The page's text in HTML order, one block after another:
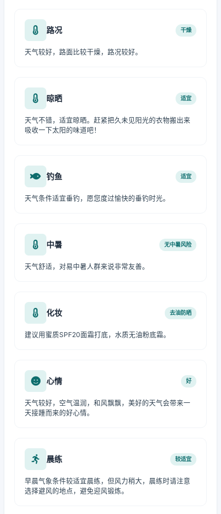
路况 干燥
天气较好，路面比较干燥，路况较好。
晾晒 适宜
天气不错，适宜晾晒。赶紧把久未见阳光的衣物搬出来
吸收一下太阳的味道吧！
钓鱼 适宜
天气条件适宜垂钓，愿您度过愉快的垂钓时光。
中暑 无中暑风险
天气舒适，对易中暑人群来说非常友善。
化妆 去油防晒
建议用蜜质SPF20面霜打底，水质无油粉底霜。
心情 好
天气较好，空气温润，和风飘飘，美好的天气会带来一
天接踵而来的好心情。
晨练 较适宜
早晨气象条件较适宜晨练，但风力稍大，晨练时请注意
选择避风的地点，避免迎风锻炼。